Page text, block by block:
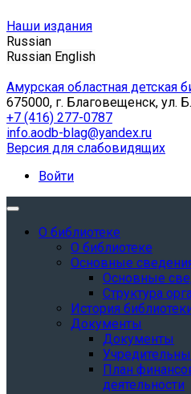
Наши издания
Russian
Russian English
Амурская областная детская
675000, г. Благовещенск, ул.
+7 (416) 277-0787
info.aodb-blag@yandex.ru
Версия для слабовидящих
Войти
О библиотеке
О библиотеке
Основные
Основные
Структура
История
Документы
Документы
План
деятельности